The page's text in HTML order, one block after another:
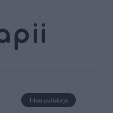
Tilaa uutiskirje